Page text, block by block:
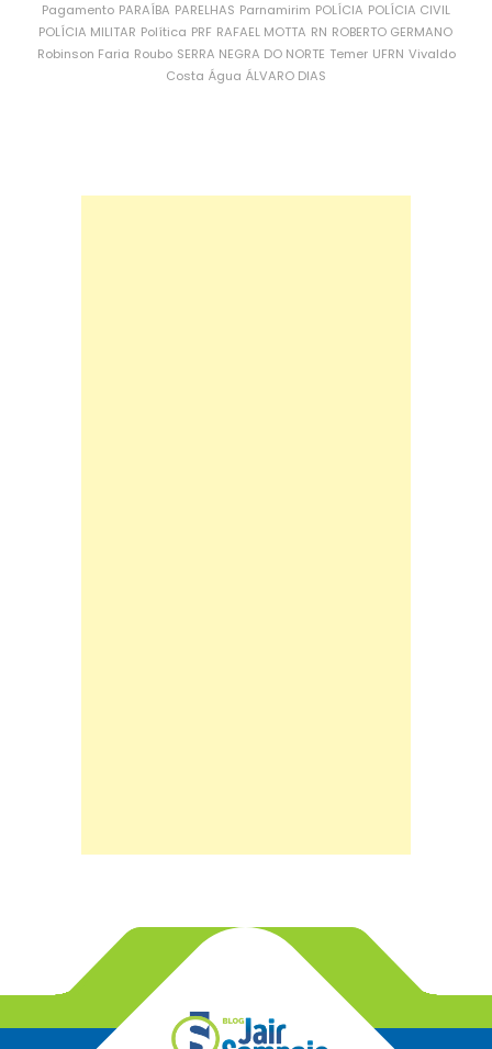
Pagamento PARAÍBA PARELHAS Parnamirim POLÍCIA POLÍCIA CIVIL
POLÍCIA MILITAR Política PRF RAFAEL MOTTA RN ROBERTO GERMANO
Robinson Faria Roubo SERRA NEGRA DO NORTE Temer UFRN Vivaldo
Costa Água ÁLVARO DIAS